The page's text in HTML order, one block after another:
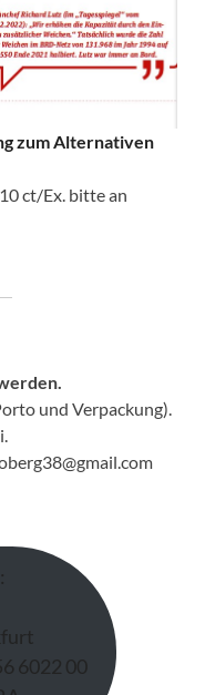
zum Alternativen
ct/Ex. bitte an
und Verpackung).
6022 00